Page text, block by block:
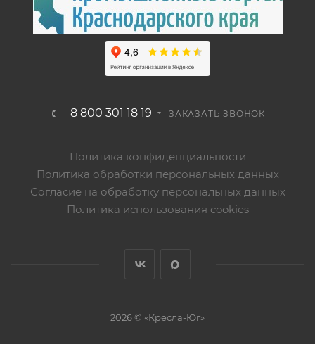
8 800 301 18 19 ЗАКАЗАТЬ ЗВОНОК
Политика конфиденциальности
Политика обработки персональных данных
Согласие на обработку персональных данных
Политика использования cookies
2026 © «Кресла-Юг»